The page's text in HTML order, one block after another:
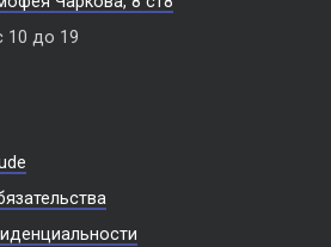
10 до 19